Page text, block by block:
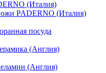
(Италия)
PADERNO (Италия)
посуда
(Англия)
(Англия)